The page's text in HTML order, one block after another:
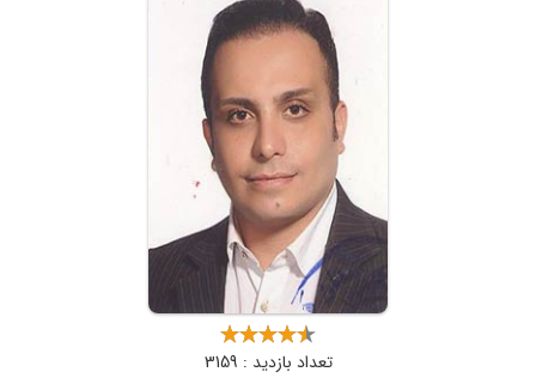
تعداد بازدید : 3159